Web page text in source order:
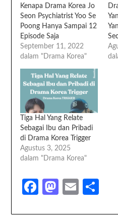
Kenapa Drama Korea Jo
Seon Psychiatrist Yoo Se
Poong Hanya Sampai 12
Episode Saja
September 11, 2022
dalam "Drama Korea"
Tiga Hal Yang Relate
Sebagai Ibu dan Pribadi
di Drama Korea Trigger
Agustus 3, 2025
dalam "Drama Korea"
FacebookEmail